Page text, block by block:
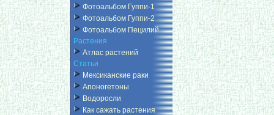
Фотоальбом Гуппи-1
Фотоальбом Гуппи-2
Фотоальбом Пецилий
Растения
Атлас растений
Статьи
Мексиканские раки
Апоногетоны
Водоросли
Как сажать растения